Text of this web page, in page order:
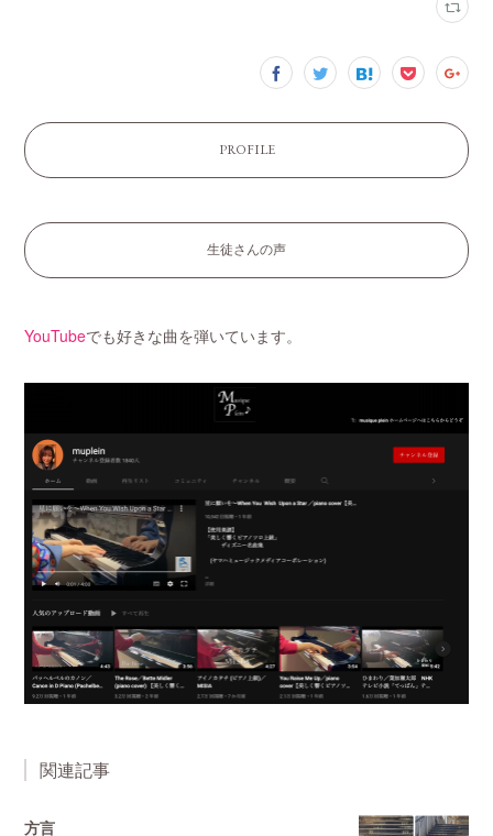
PROFILE
生徒さんの声
YouTubeでも好きな曲を弾いています。
関連記事
方言